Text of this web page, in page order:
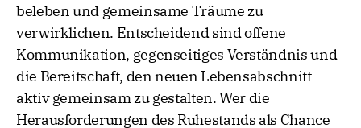
beleben und gemeinsame Träume zu
verwirklichen. Entscheidend sind offene
Kommunikation, gegenseitiges Verständnis und
die Bereitschaft, den neuen Lebensabschnitt
aktiv gemeinsam zu gestalten. Wer die
Herausforderungen des Ruhestands als Chance